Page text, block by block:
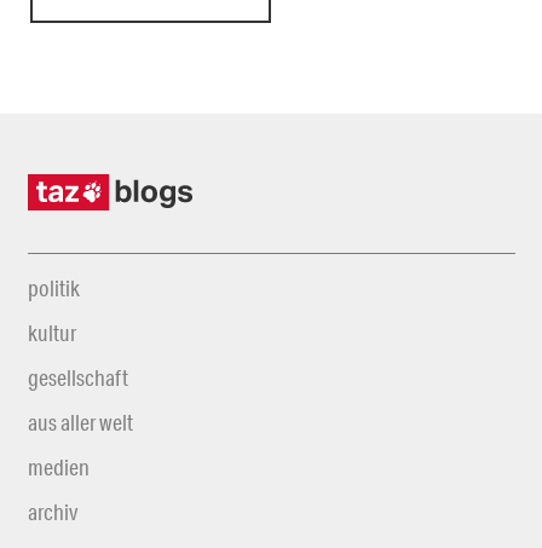
politik
kultur
gesellschaft
aus aller welt
medien
archiv